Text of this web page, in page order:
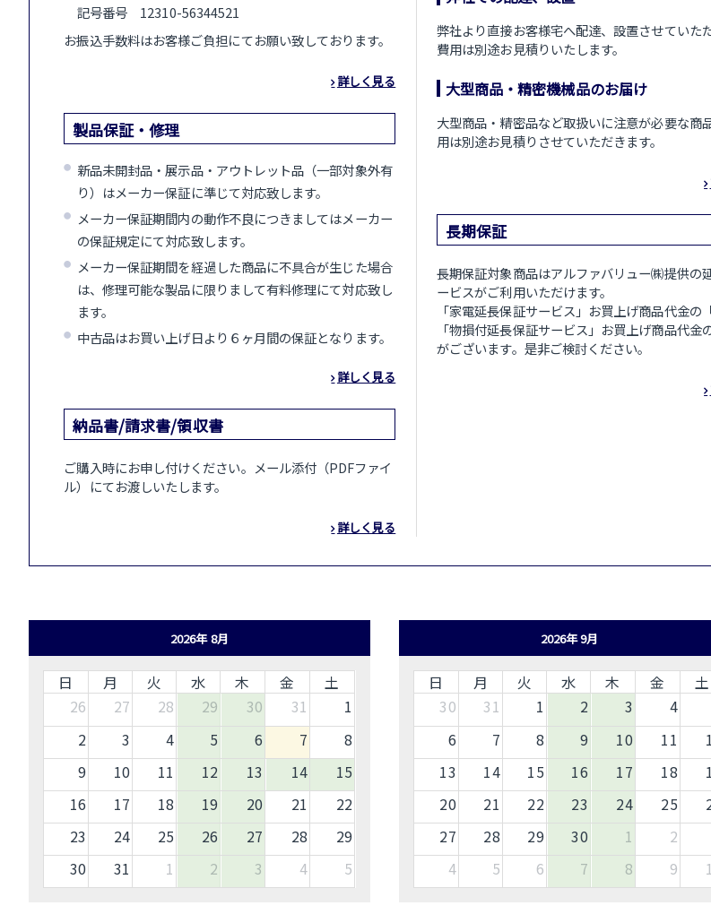
記号番号 12310-56344521
お振込手数料はお客様ご負担にてお願い致しております。
詳しく見る
製品保証・修理
新品未開封品・展示品・アウトレット品（一部対象外有
り）はメーカー保証に準じて対応致します。
メーカー保証期間内の動作不良につきましてはメーカー
の保証規定にて対応致します。
メーカー保証期間を経過した商品に不具合が生じた場合
は、修理可能な製品に限りまして有料修理にて対応致し
ます。
中古品はお買い上げ日より６ヶ月間の保証となります。
詳しく見る
納品書/請求書/領収書
ご購入時にお申し付けください。メール添付（PDFファイ
ル）にてお渡しいたします。
詳しく見る
弊社より直接お客様宅へ配達、設置させていた
費用は別途お見積りいたします。
大型商品・精密機械品のお届け
大型商品・精密品など取扱いに注意が必要な商
用は別途お見積りさせていただきます。
長期保証
長期保証対象商品はアルファバリュー㈱提供の
ービスがご利用いただけます。
「家電延長保証サービス」お買上げ商品代金の
「物損付延長保証サービス」お買上げ商品代金
がございます。是非ご検討ください。
2026年 8月
日 月 火 水 木 金
土
26
27 28 29 30 31
1
2
3 4 5 6 7
8
9
10 11 12 13 14
15
16
17 18 19 20 21
22
23
24 25 26 27 28
29
30
31 1 2 3 4 5
2026年 9月
日 月 火 水 木 金
土
30
31 1 2 3 4
6
7 8 9 10 11
13
14 15 16 17 18
20
21 22 23 24 25
27
28 29 30 1 2
4
5 6 7 8 9